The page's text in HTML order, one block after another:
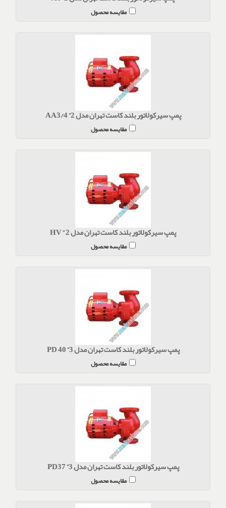
مقایسه محصول
پمپ سیرکولاتور بلند کاست تهران مدل 2” AA3/4
مقایسه محصول
پمپ سیرکولاتور بلند کاست تهران مدل 2 ” HV
مقایسه محصول
پمپ سیرکولاتور بلند کاست تهران مدل 3” PD 40
مقایسه محصول
پمپ سیرکولاتور بلند کاست تهران مدل 3” PD37
مقایسه محصول